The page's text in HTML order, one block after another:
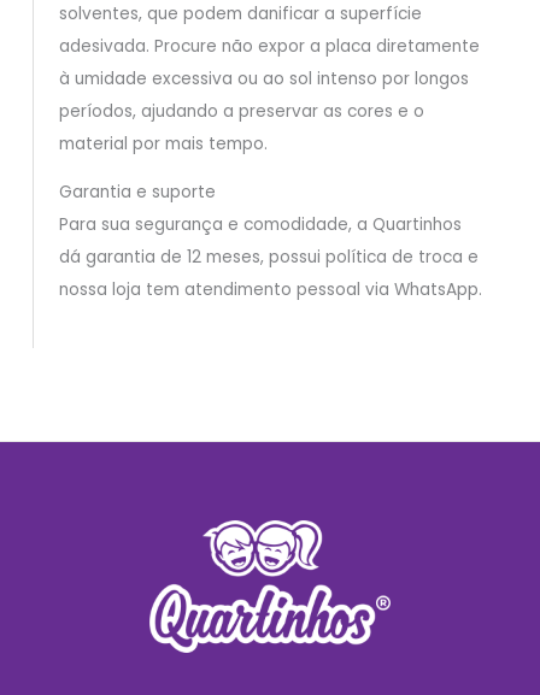
solventes, que podem danificar a superfície
adesivada. Procure não expor a placa diretamente
à umidade excessiva ou ao sol intenso por longos
períodos, ajudando a preservar as cores e o
material por mais tempo.
Garantia e suporte
Para sua segurança e comodidade, a Quartinhos
dá garantia de 12 meses, possui política de troca e
nossa loja tem atendimento pessoal via WhatsApp.